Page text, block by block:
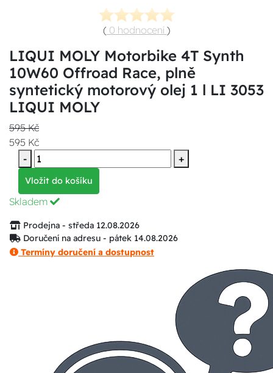
( 0 hodnocení )
LIQUI MOLY Motorbike 4T Synth
10W60 Offroad Race, plně
syntetický motorový olej 1 l LI 3053
LIQUI MOLY
595 Kč
595 Kč
-
+
Vložit do košíku
Skladem
Prodejna - středa 12.08.2026
Doručení na adresu - pátek 14.08.2026
Termíny doručení a dostupnost